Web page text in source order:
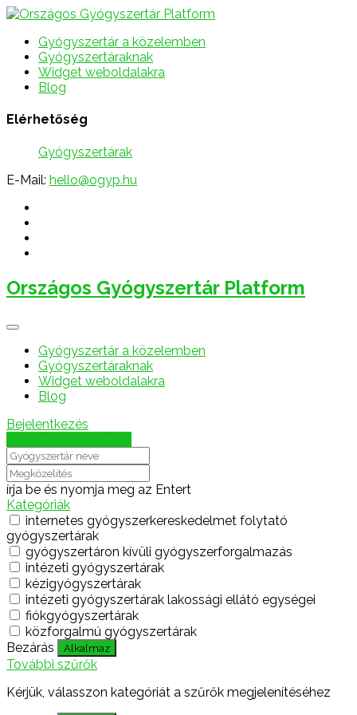
Gyógyszertár a közelemben
Gyógyszertáraknak
Widget weboldalakra
Blog
Elérhetőség
Gyógyszertárak
E-Mail: hello@ogyp.hu
Országos Gyógyszertár Platform
Gyógyszertár a közelemben
Gyógyszertáraknak
Widget weboldalakra
Blog
Bejelentkezés
írja be és nyomja meg az Entert
Kategóriák
internetes gyógyszerkereskedelmet folytató
gyógyszertárak
gyógyszertáron kívüli gyógyszerforgalmazás
intézeti gyógyszertárak
kézigyógyszertárak
intézeti gyógyszertárak lakossági ellátó egységei
fiókgyógyszertárak
közforgalmú gyógyszertárak
Bezárás
Alkalmaz
További szűrők
Kérjük, válasszon kategóriát a szűrők megjelenítéséhez